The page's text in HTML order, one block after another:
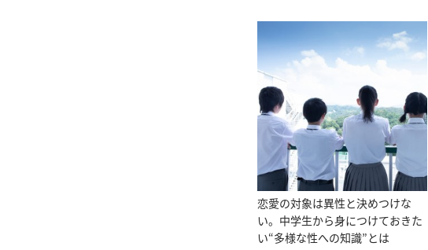
恋愛の対象は異性と決めつけな
い。中学生から身につけておきた
い“多様な性への知識”とは